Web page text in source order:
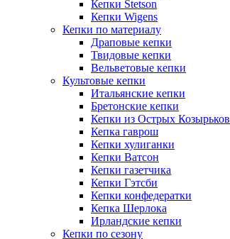
Кепки Stetson
Кепки Wigens
Кепки по материалу
Драповые кепки
Твидовые кепки
Вельветовые кепки
Культовые кепки
Итальянские кепки
Бретонские кепки
Кепки из Острых Козырьков
Кепка гаврош
Кепки хулиганки
Кепки Ватсон
Кепки газетчика
Кепки Гэтсби
Кепки конфедератки
Кепка Шерлока
Ирландские кепки
Кепки по сезону